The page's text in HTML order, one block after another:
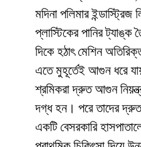
মদিনা পলিমার ইন্ডাস্ট্রিজ
প্লাস্টিকের পানির ট্যাঙ্ক
দিকে হঠাৎ মেশিন
এতে মুহূর্তেই আগুন ধরে
শ্রমিকরা দ্রুত আগুন
দগ্ধ হন। পরে তাদের
একটি বেসরকারি